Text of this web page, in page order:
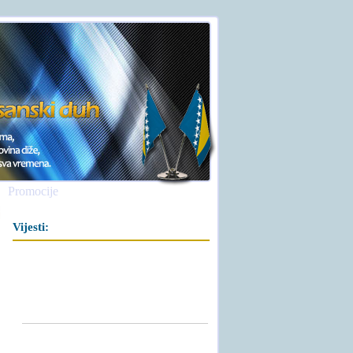
Promocije
Vijesti: